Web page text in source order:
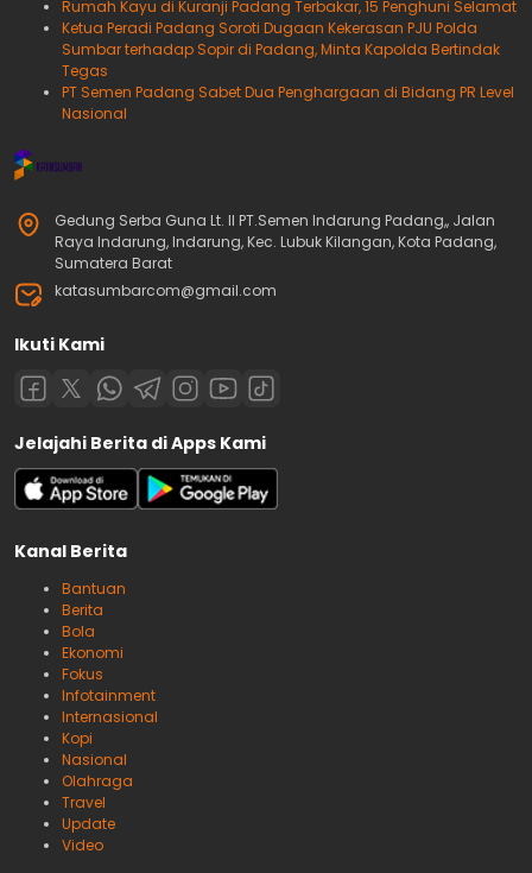
Rumah Kayu di Kuranji Padang Terbakar, 15 Penghuni Selamat
Ketua Peradi Padang Soroti Dugaan Kekerasan PJU Polda
Sumbar terhadap Sopir di Padang, Minta Kapolda Bertindak
Tegas
PT Semen Padang Sabet Dua Penghargaan di Bidang PR Level
Nasional
Gedung Serba Guna Lt. II PT.Semen Indarung Padang,, Jalan
Raya Indarung, Indarung, Kec. Lubuk Kilangan, Kota Padang,
Sumatera Barat
katasumbarcom@gmail.com
Ikuti Kami
Jelajahi Berita di Apps Kami
Kanal Berita
Bantuan
Berita
Bola
Ekonomi
Fokus
Infotainment
Internasional
Kopi
Nasional
Olahraga
Travel
Update
Video